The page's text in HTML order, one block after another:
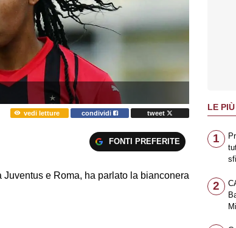
vedi letture condividi tweet
FONTI PREFERITE
e Roma, ha parlato la bianconera
LE
1
2